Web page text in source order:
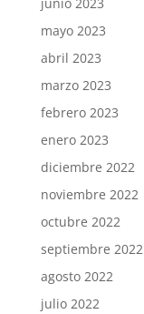
mayo 2023
abril 2023
marzo 2023
febrero 2023
enero 2023
diciembre 2022
noviembre 2022
octubre 2022
septiembre 2022
agosto 2022
julio 2022